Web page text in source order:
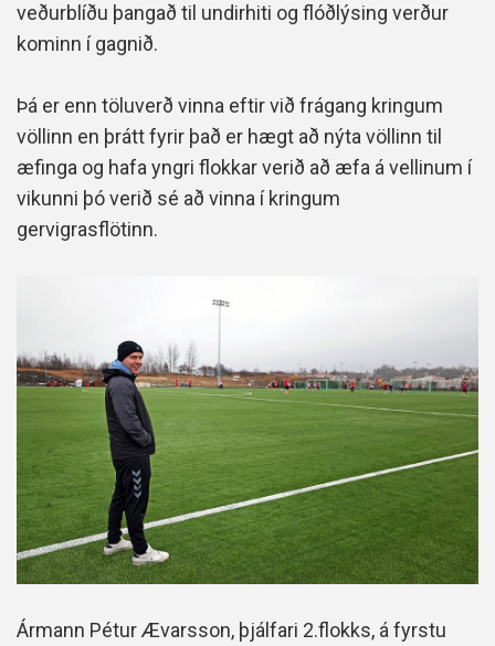
veðurblíðu þangað til undirhiti og flóðlýsing verður
kominn í gagnið.
Þá er enn töluverð vinna eftir við frágang kringum
völlinn en þrátt fyrir það er hægt að nýta völlinn til
æfinga og hafa yngri flokkar verið að æfa á vellinum í
vikunni þó verið sé að vinna í kringum
gervigrasflötinn.
Ármann Pétur Ævarsson, þjálfari 2.flokks, á fyrstu